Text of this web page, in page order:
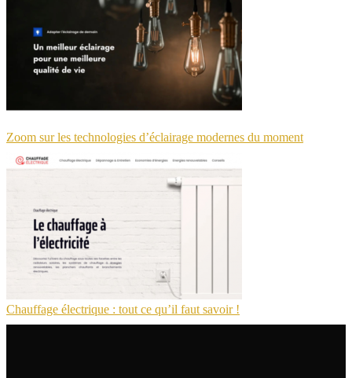
Zoom sur les technologies d’éclairage modernes du moment
Chauffage électrique : tout ce qu’il faut savoir !